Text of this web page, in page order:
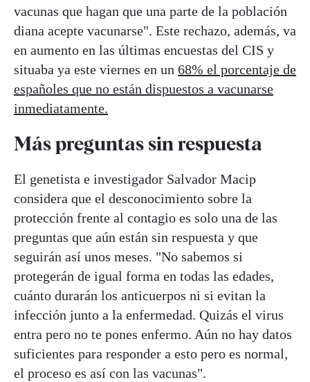
vacunas que hagan que una parte de la población
diana acepte vacunarse". Este rechazo, además, va
en aumento en las últimas encuestas del CIS y
situaba ya este viernes en un 68% el porcentaje de
españoles que no están dispuestos a vacunarse
inmediatamente.
Más preguntas sin respuesta
El genetista e investigador Salvador Macip
considera que el desconocimiento sobre la
protección frente al contagio es solo una de las
preguntas que aún están sin respuesta y que
seguirán así unos meses. "No sabemos si
protegerán de igual forma en todas las edades,
cuánto durarán los anticuerpos ni si evitan la
infección junto a la enfermedad. Quizás el virus
entra pero no te pones enfermo. Aún no hay datos
suficientes para responder a esto pero es normal,
el proceso es así con las vacunas".